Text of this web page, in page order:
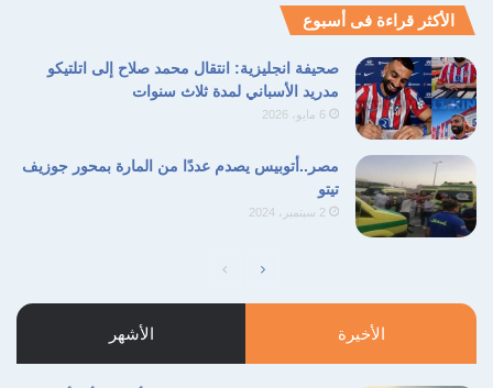
الأكثر قراءة فى أسبوع
صحيفة انجليزية: انتقال محمد صلاح إلى اتلتيكو
مدريد الأسباني لمدة ثلاث سنوات
6 مايو، 2026
مصر..أتوبيس يصدم عددًا من المارة بمحور جوزيف
تيتو
2 سبتمبر، 2024
الصفحة
السابقة
الصفحة
التالية
الأخيرة الأشهر